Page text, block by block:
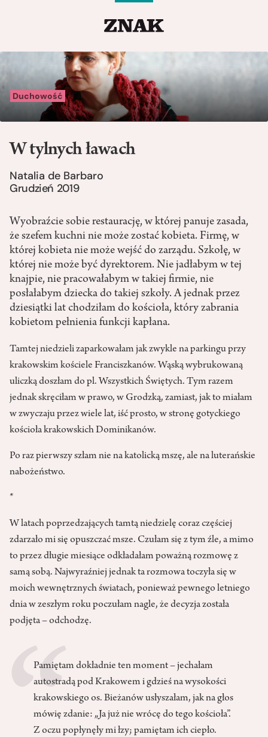
Duchowość
W tylnych ławach
Natalia de Barbaro
Grudzień 2019
Wyobraźcie sobie restaurację, w której panuje zasada,
że szefem kuchni nie może zostać kobieta. Firmę, w
której kobieta nie może wejść do zarządu. Szkołę, w
której nie może być dyrektorem. Nie jadłabym w tej
knajpie, nie pracowałabym w takiej firmie, nie
posłałabym dziecka do takiej szkoły. A jednak przez
dziesiątki lat chodziłam do kościoła, który zabrania
kobietom pełnienia funkcji kapłana.
Tamtej niedzieli zaparkowałam jak zwykle na parkingu przy
krakowskim kościele Franciszkanów. Wąską wybrukowaną
uliczką doszłam do pl. Wszystkich Świętych. Tym razem
jednak skręciłam w prawo, w Grodzką, zamiast, jak to miałam
w zwyczaju przez wiele lat, iść prosto, w stronę gotyckiego
kościoła krakowskich Dominikanów.
Po raz pierwszy szłam nie na katolicką mszę, ale na luterańskie
nabożeństwo.
*
W latach poprzedzających tamtą niedzielę coraz częściej
zdarzało mi się opuszczać msze. Czułam się z tym źle, a mimo
to przez długie miesiące odkładałam poważną rozmowę z
samą sobą. Najwyraźniej jednak ta rozmowa toczyła się w
moich wewnętrznych światach, ponieważ pewnego letniego
dnia w zeszłym roku poczułam nagle, że decyzja została
podjęta – odchodzę.
Pamiętam dokładnie ten moment – jechałam
autostradą pod Krakowem i gdzieś na wysokości
krakowskiego os. Bieżanów usłyszałam, jak na głos
mówię zdanie: „Ja już nie wrócę do tego kościoła”.
Z oczu popłynęły mi łzy; pamiętam ich ciepło.